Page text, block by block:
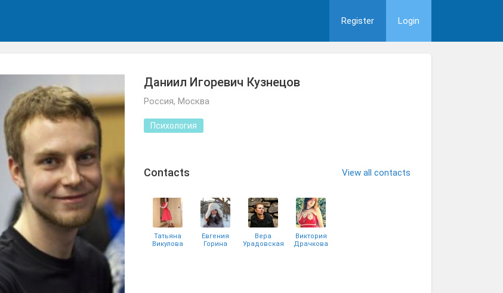
Register Login
Даниил Игоревич Кузнецов
Россия, Москва
Психология
Сontacts View all contacts
Татьяна
Викулова
Евгения
Горина
Вера
Урадовская
Виктория
Драчкова